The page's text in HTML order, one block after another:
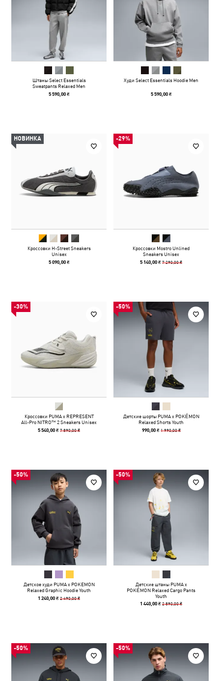
Штаны Select Essentials
Sweatpants Relaxed Men
5 590,00 ₴
Худи Select Essentials Hoodie Men
5 590,00 ₴
НОВИНКА
Кроссовки H-Street Sneakers
Unisex
5 090,00 ₴
-29%
Кроссовки Mostro Unlined
Sneakers Unisex
5 140,00 ₴7 290,00 ₴
-30%
Кроссовки PUMA x REPRESENT
All-Pro NITRO™ 2 Sneakers Unisex
5 540,00 ₴7 890,00 ₴
-50%
Детские шорты PUMA x POKÉMON
Relaxed Shorts Youth
990,00 ₴ 1 990,00 ₴
-50%
Детское худи PUMA x POKEMON
Relaxed Graphic Hoodie Youth
1 240,00 ₴2 490,00 ₴
-50%
Детские штаны PUMA x
POKÉMON Relaxed Cargo Pants
Youth
1 440,00 ₴2 890,00 ₴
-50% -50%